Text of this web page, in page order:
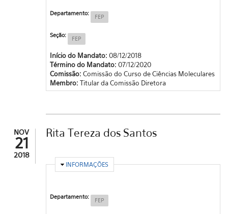
Departamento: FEP
Seção: FEP
Início do Mandato: 08/12/2018
Término do Mandato: 07/12/2020
Comissão: Comissão do Curso de Ciências Moleculares
Membro: Titular da Comissão Diretora
NOV
21
2018
Rita Tereza dos Santos
OCULTAR
INFORMAÇÕES
Departamento: FEP